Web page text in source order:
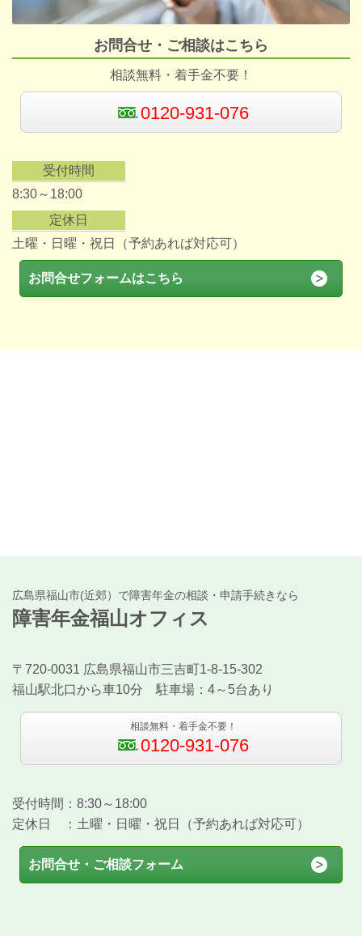
お問合せ・ご相談はこちら
相談無料・着手金不要！
0120-931-076
受付時間
8:30～18:00
定休日
土曜・日曜・祝日（予約あれば対応可）
お問合せフォームはこちら
広島県福山市(近郊）で障害年金の相談・申請手続きなら
障害年金福山オフィス
〒720-0031 広島県福山市三吉町1-8-15-302
福山駅北口から車10分 駐車場：4～5台あり
相談無料・着手金不要！
0120-931-076
受付時間：8:30～18:00
定休日 ：土曜・日曜・祝日（予約あれば対応可）
お問合せ・ご相談フォーム